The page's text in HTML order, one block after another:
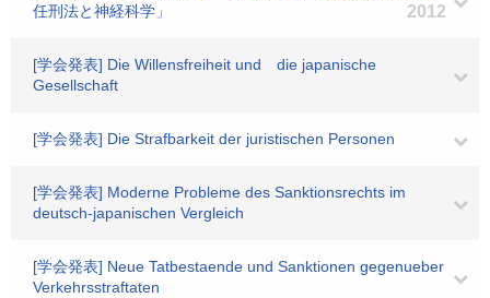
任刑法と神経科学」
2012
[学会発表] Die Willensfreiheit und die japanische
Gesellschaft
[学会発表] Die Strafbarkeit der juristischen Personen
[学会発表] Moderne Probleme des Sanktionsrechts im
deutsch-japanischen Vergleich
[学会発表] Neue Tatbestaende und Sanktionen gegenueber
Verkehrsstraftaten